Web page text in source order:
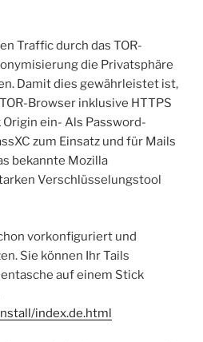
Traffic durch das TOR-
die Privatsphäre
Damit dies gewährleistet ist,
Browser inklusive HTTPS
ein- Als Password-
zum Einsatz und für Mails
bekannte Mozilla
Verschlüsselungstool
vorkonfiguriert und
Sie können Ihr Tails
auf einem Stick
index.de.html